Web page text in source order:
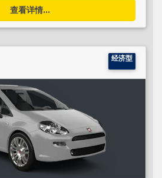
查看详情...
经济型